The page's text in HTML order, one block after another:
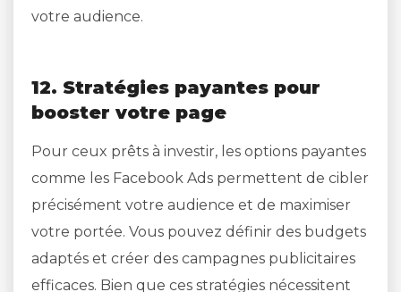
votre audience.
12. Stratégies payantes pour
booster votre page
Pour ceux prêts à investir, les options payantes
comme les Facebook Ads permettent de cibler
précisément votre audience et de maximiser
votre portée. Vous pouvez définir des budgets
adaptés et créer des campagnes publicitaires
efficaces. Bien que ces stratégies nécessitent